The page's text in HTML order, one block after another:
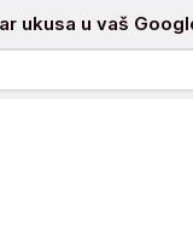
ukusa u vaš